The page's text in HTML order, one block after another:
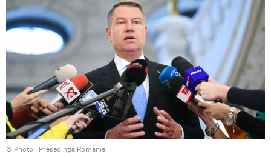
© Photo : Președinția României